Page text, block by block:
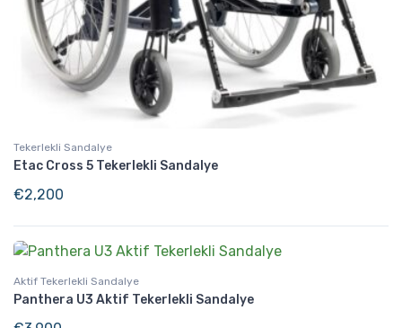
Tekerlekli Sandalye
Etac Cross 5 Tekerlekli Sandalye
€2,200
Aktif Tekerlekli Sandalye
Panthera U3 Aktif Tekerlekli Sandalye